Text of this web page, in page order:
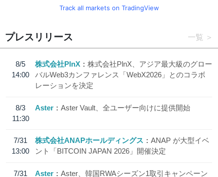
Track all markets on TradingView
プレスリリース 一覧
8/5
14:00
株式会社PlnX
株式会社PlnX、アジア最大級のグロー
バルWeb3カンファレンス「WebX2026」とのコラボ
レーションを決定
8/3
11:30
Aster Aster Vault、全ユーザー向けに提供開始
7/31
13:00
株式会社ANAPホールディングス
ANAP が大型イベ
ント「BITCOIN JAPAN 2026」開催決定
7/31
Aster
Aster、韓国RWAシーズン1取引キャンペーン